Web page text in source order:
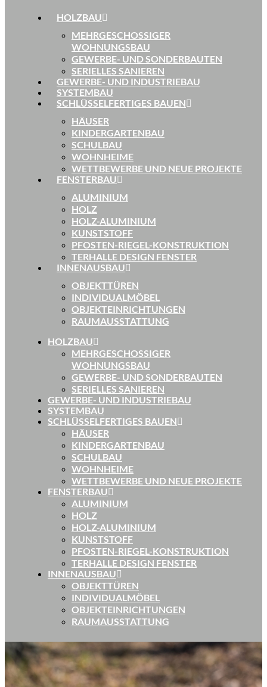
HOLZBAU
MEHRGESCHOSSIGER
WOHNUNGSBAU
GEWERBE- UND SONDERBAUTEN
SERIELLES SANIEREN
GEWERBE- UND INDUSTRIEBAU
SYSTEMBAU
SCHLÜSSELFERTIGES BAUEN
HÄUSER
KINDERGARTENBAU
SCHULBAU
WOHNHEIME
WETTBEWERBE UND NEUE PROJEKTE
FENSTERBAU
ALUMINIUM
HOLZ
HOLZ-ALUMINIUM
KUNSTSTOFF
PFOSTEN-RIEGEL-KONSTRUKTION
TERHALLE DESIGN FENSTER
INNENAUSBAU
OBJEKTTÜREN
INDIVIDUALMÖBEL
OBJEKTEINRICHTUNGEN
RAUMAUSSTATTUNG
HOLZBAU
MEHRGESCHOSSIGER
WOHNUNGSBAU
GEWERBE- UND SONDERBAUTEN
SERIELLES SANIEREN
GEWERBE- UND INDUSTRIEBAU
SYSTEMBAU
SCHLÜSSELFERTIGES BAUEN
HÄUSER
KINDERGARTENBAU
SCHULBAU
WOHNHEIME
WETTBEWERBE UND NEUE PROJEKTE
FENSTERBAU
ALUMINIUM
HOLZ
HOLZ-ALUMINIUM
KUNSTSTOFF
PFOSTEN-RIEGEL-KONSTRUKTION
TERHALLE DESIGN FENSTER
INNENAUSBAU
OBJEKTTÜREN
INDIVIDUALMÖBEL
OBJEKTEINRICHTUNGEN
RAUMAUSSTATTUNG